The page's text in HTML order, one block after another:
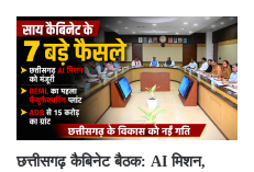
छत्तीसगढ़ कैबिनेट बैठक: AI मिशन,